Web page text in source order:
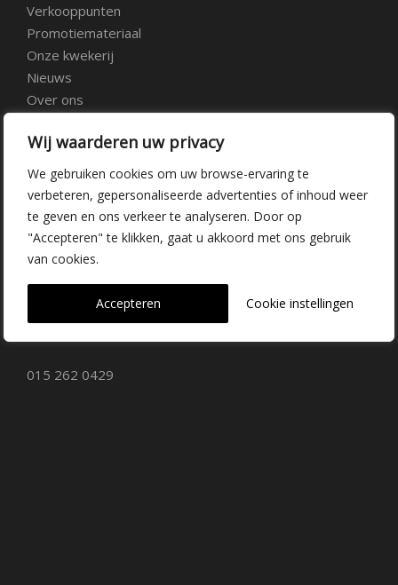
Wij waarderen uw privacy
We gebruiken cookies om uw browse-ervaring te
verbeteren, gepersonaliseerde advertenties of inhoud weer
te geven en ons verkeer te analyseren. Door op
"Accepteren" te klikken, gaat u akkoord met ons gebruik
van cookies.
Cookie instellingen
Accepteren
Verkooppunten
Promotiemateriaal
Onze kwekerij
Nieuws
Over ons
Vacatures
Contact
Kwekerij Delfgauw
Vrederustlaan 10
2645 AW Delfgauw
015 262 0429